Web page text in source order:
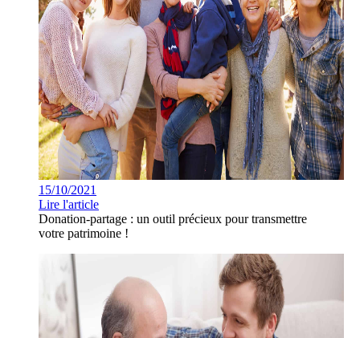
15/10/2021
Lire l'article
Donation-partage : un outil précieux pour transmettre
votre patrimoine !